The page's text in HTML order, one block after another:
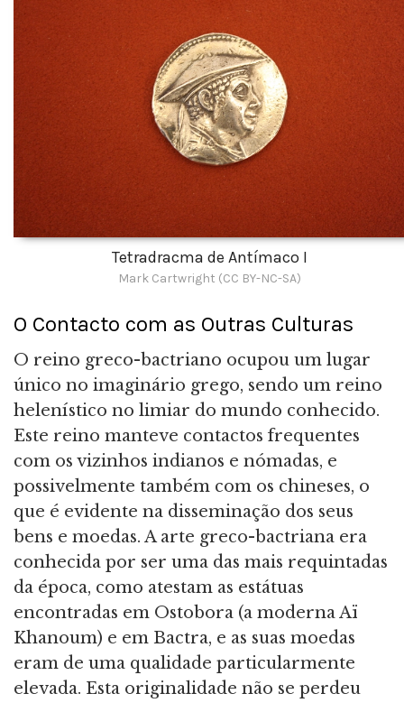
Tetradracma de Antímaco I
Mark Cartwright (CC BY-NC-SA)
O Contacto com as Outras Culturas
O reino greco-bactriano ocupou um lugar
único no imaginário grego, sendo um reino
helenístico no limiar do mundo conhecido.
Este reino manteve contactos frequentes
com os vizinhos indianos e nómadas, e
possivelmente também com os chineses, o
que é evidente na disseminação dos seus
bens e moedas. A arte greco-bactriana era
conhecida por ser uma das mais requintadas
da época, como atestam as estátuas
encontradas em Ostobora (a moderna Aï
Khanoum) e em Bactra, e as suas moedas
eram de uma qualidade particularmente
elevada. Esta originalidade não se perdeu